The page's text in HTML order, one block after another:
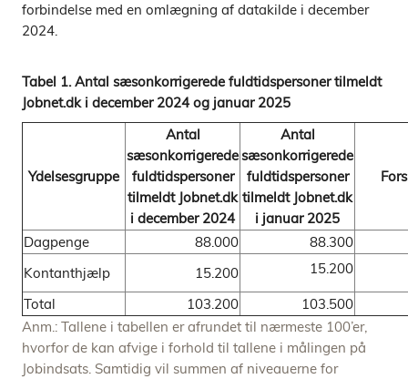
forbindelse med en omlægning af datakilde i december
2024.
Tabel 1. Antal sæsonkorrigerede fuldtidspersoner tilmeldt
Jobnet.dk i december 2024 og januar 2025
Ydelsesgruppe
Antal
sæsonkorrigerede
fuldtidspersoner
tilmeldt Jobnet.dk
i december 2024
Antal
sæsonkorrigerede
fuldtidspersoner
tilmeldt Jobnet.dk
i januar 2025
Dagpenge 88.000
88.300
Kontanthjælp
15.200 15.200
Total 103.200
103.500
Anm.: Tallene i tabellen er afrundet til nærmeste 100’er,
hvorfor de kan afvige i forhold til tallene i målingen på
Jobindsats. Samtidig vil summen af niveauerne for